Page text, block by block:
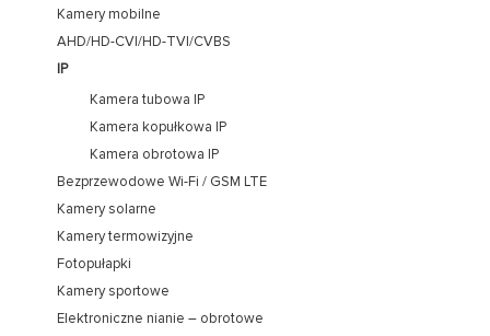
Kamery mobilne
AHD/HD-CVI/HD-TVI/CVBS
IP
Kamera tubowa IP
Kamera kopułkowa IP
Kamera obrotowa IP
Bezprzewodowe Wi-Fi / GSM LTE
Kamery solarne
Kamery termowizyjne
Fotopułapki
Kamery sportowe
Elektroniczne nianie – obrotowe